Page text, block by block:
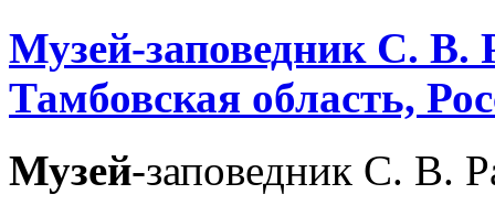
Музей-заповедник С. В.
Тамбовская область,
Музей-заповедник С. В.